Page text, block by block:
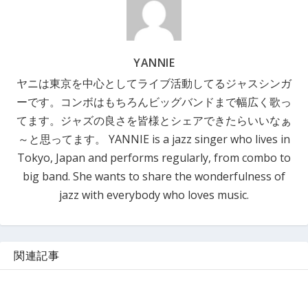
YANNIE
ヤニは東京を中心としてライブ活動してるジャスシンガ
ーです。コンボはもちろんビッグバンドまで幅広く歌っ
てます。ジャズの良さを皆様とシェアできたらいいなぁ
～と思ってます。 YANNIE is a jazz singer who lives in
Tokyo, Japan and performs regularly, from combo to
big band. She wants to share the wonderfulness of
jazz with everybody who loves music.
関連記事